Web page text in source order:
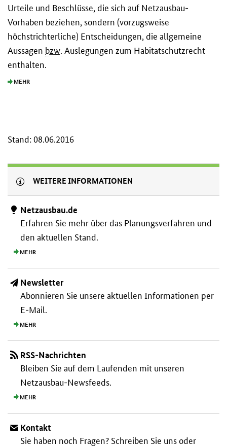
Urteile und Beschlüsse, die sich auf Netzausbau-
Vorhaben beziehen, sondern (vorzugsweise
höchstrichterliche) Entscheidungen, die allgemeine
Aussagen bzw. Auslegungen zum Habitatschutzrecht
enthalten.
MEHR
Stand: 08.06.2016
WEITERE INFORMATIONEN
Netzausbau.de
Erfahren Sie mehr über das Planungs­verfahren und
den aktuellen Stand.
MEHR
Newsletter
Abonnieren Sie unsere aktuellen Informationen per
E-Mail.
MEHR
RSS-Nachrichten
Bleiben Sie auf dem Laufenden mit unseren
Netzausbau-Newsfeeds.
MEHR
Kontakt
Sie haben noch Fragen? Schreiben Sie uns oder